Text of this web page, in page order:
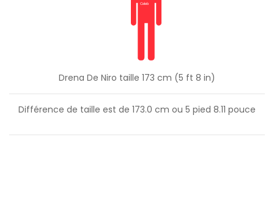
Drena De Niro taille 173 cm (5 ft 8 in)
Différence de taille est de 173.0 cm ou 5 pied 8.11 pouce